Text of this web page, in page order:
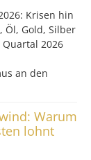
Krisen hin
Öl, Gold, Silber
2026
an den
Warum
lohnt